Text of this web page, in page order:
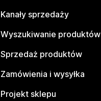
Kanały sprzedaży
Wyszukiwanie produktów
Sprzedaż produktów
Zamówienia i wysyłka
Projekt sklepu